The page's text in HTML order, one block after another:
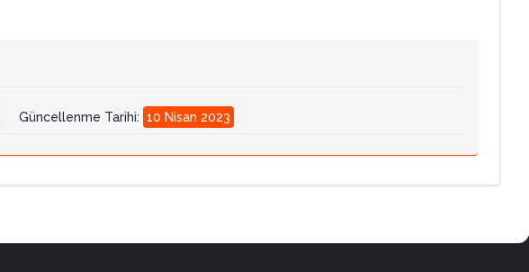
Güncellenme Tarihi: 10 Nisan 2023